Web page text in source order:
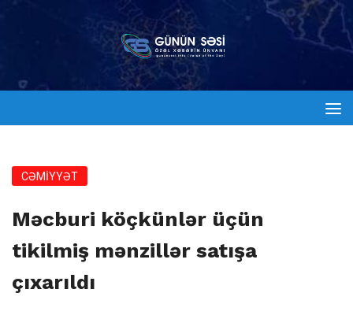
CƏMİYYƏT
Məcburi köçkünlər üçün
tikilmiş mənzillər satışa
çıxarıldı